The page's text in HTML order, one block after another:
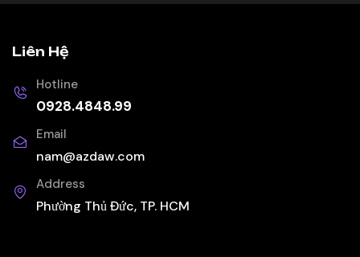
Liên Hệ
Hotline
0928.4848.99
Email
nam@azdaw.com
Address
Phường Thủ Đức, TP. HCM